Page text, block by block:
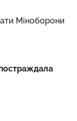
Міноборони